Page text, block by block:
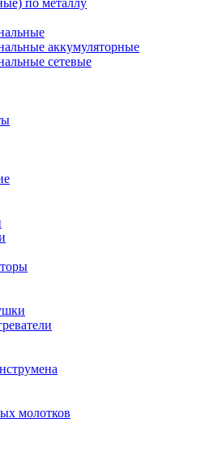
по металлу
аккумуляторные
сетевые
молотков